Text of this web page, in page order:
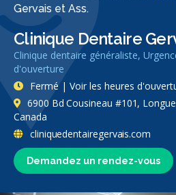
Gervais et Ass.
Clinique Dentaire
Clinique dentaire généraliste,
d'ouverture
Demandez un rendez-vous
Fermé | Voir les heures
6900 Bd Cousineau #101,
Canada
cliniquedentairegervais.com